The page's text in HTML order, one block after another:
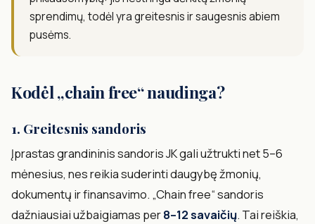
sprendimų, todėl yra greitesnis ir saugesnis abiem
pusėms.
Kodėl „chain free“ naudinga?
1. Greitesnis sandoris
Įprastas grandininis sandoris JK gali užtrukti net 5–6
mėnesius, nes reikia suderinti daugybę žmonių,
dokumentų ir finansavimo. „Chain free“ sandoris
dažniausiai užbaigiamas per8–12 savaičių. Tai reiškia,